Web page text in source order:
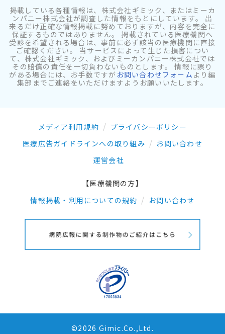
掲載している各種情報は、株式会社ギミック、またはミーカ
ンパニー株式会社が調査した情報をもとにしています。 出
来るだけ正確な情報掲載に努めておりますが、内容を完全に
保証するものではありません。 掲載されている医療機関へ
受診を希望される場合は、事前に必ず該当の医療機関に直接
ご確認ください。 当サービスによって生じた損害につい
て、株式会社ギミック、およびミーカンパニー株式会社では
その賠償の責任を一切負わないものとします。 情報に誤り
がある場合には、お手数ですが お問い合わせフォーム より編
集部までご連絡をいただけますようお願いいたします。
メディア利用規約
プライバシーポリシー
医療広告ガイドラインへの取り組み
お問い合わせ
運営会社
【医療機関の方】
情報掲載・利用についての規約
お問い合わせ
©2026 Gimic.Co.,Ltd.